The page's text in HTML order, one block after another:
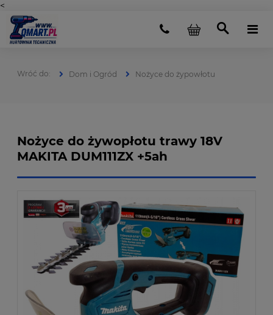
<
Dom i Ogród Nożyce do żypowłotu
Nożyce do żywopłotu trawy 18V
MAKITA DUM111ZX +5ah